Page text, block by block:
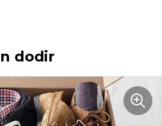
dodir